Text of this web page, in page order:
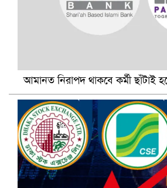
ভিউ বাড়াতে রাম দা হাতে ফেসবুকে
আমানত নিরাপদ থাকবে কর্মী ছাঁটাই